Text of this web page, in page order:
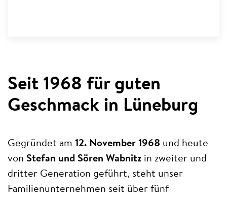
Seit 1968 für guten
Geschmack in Lüneburg
Gegründet am 12. November 1968 und heute
von Stefan und Sören Wabnitz in zweiter und
dritter Generation geführt, steht unser
Familienunternehmen seit über fünf